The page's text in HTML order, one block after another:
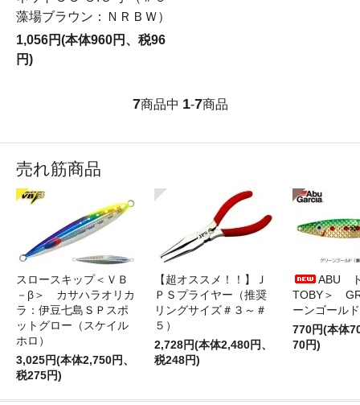
藻場ブラウン：ＮＲＢＷ）
1,056円(本体960円、税96
円)
7商品中 1-7商品
売れ筋商品
スロースキップ＜ＶＢ
－β＞ カサハラオリカ
ラ：伊豆七島ＳＰスポ
ットグロー（スケイル
ホロ）
3,025円(本体2,750円、
税275円)
【超オススメ！！】Ｊ
ＰＳプライヤー（推奨
リングサイズ＃３～＃
５）
2,728円(本体2,480円、
税248円)
ABU
TOBY＞
ーンゴールド
770円(本体
70円)